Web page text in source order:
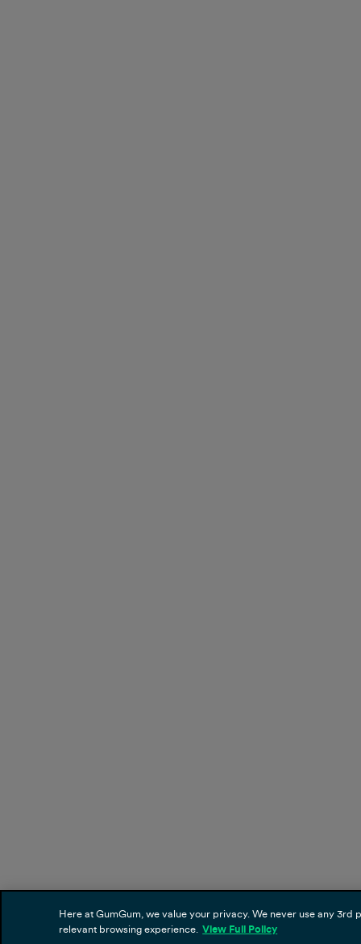
Here at GumGum, we value your privacy. We never use any
relevant browsing experience. View Full Policy